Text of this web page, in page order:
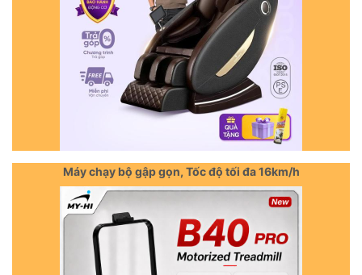
Máy chạy bộ gập gọn, Tốc độ tối đa 16km/h